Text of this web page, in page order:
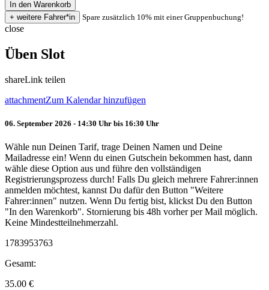
Spare zusätzlich 10% mit einer Gruppenbuchung!
close
Üben Slot
shareLink teilen
attachmentZum Kalendar hinzufügen
06. September 2026 - 14:30 Uhr bis 16:30 Uhr
Wähle nun Deinen Tarif, trage Deinen Namen und Deine
Mailadresse ein! Wenn du einen Gutschein bekommen hast, dann
wähle diese Option aus und führe den vollständigen
Registrierungsprozess durch! Falls Du gleich mehrere Fahrer:innen
anmelden möchtest, kannst Du dafür den Button "Weitere
Fahrer:innen" nutzen. Wenn Du fertig bist, klickst Du den Button
"In den Warenkorb". Stornierung bis 48h vorher per Mail möglich.
Keine Mindestteilnehmerzahl.
1783953763
Gesamt:
35.00 €